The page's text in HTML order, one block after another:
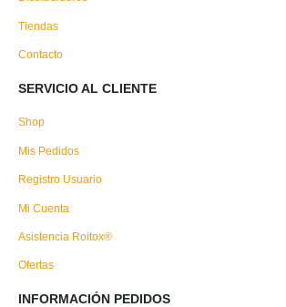
Tiendas
Contacto
SERVICIO AL CLIENTE
Shop
Mis Pedidos
Registro Usuario
Mi Cuenta
Asistencia Roitox®
Ofertas
INFORMACIÓN PEDIDOS